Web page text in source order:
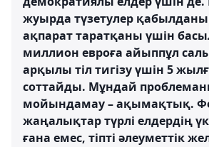
жуырда түзетулер
ақпарат таратқаны үшін
миллион евроға айыппұл
арқылы тіл тигізу үшін 5
соттайды. Мұндай
мойындамау – ақымақтық.
жаңалықтар түрлі елдердің
ғана емес, тіпті әлеуметтік